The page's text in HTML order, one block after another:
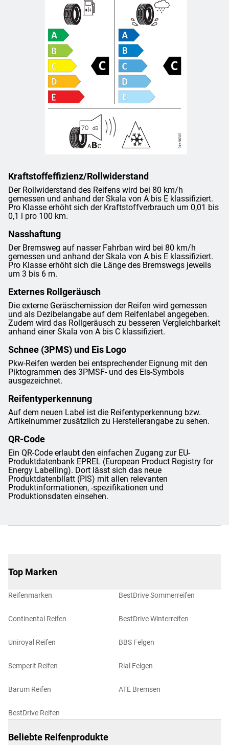
Kraftstoffeffizienz/Rollwiderstand
Der Rollwiderstand des Reifens wird bei 80 km/h
gemessen und anhand der Skala von A bis E klassifiziert.
Pro Klasse erhöht sich der Kraftstoffverbrauch um 0,01 bis
0,1 l pro 100 km.
Nasshaftung
Der Bremsweg auf nasser Fahrban wird bei 80 km/h
gemessen und anhand der Skala von A bis E klassifiziert.
Pro Klasse erhöht sich die Länge des Bremswegs jeweils
um 3 bis 6 m.
Externes Rollgeräusch
Die externe Geräschemission der Reifen wird gemessen
und als Dezibelangabe auf dem Reifenlabel angegeben.
Zudem wird das Rollgeräusch zu besseren Vergleichbarkeit
anhand einer Skala von A bis C klassifiziert.
Schnee (3PMS) und Eis Logo
Pkw-Reifen werden bei entsprechender Eignung mit den
Piktogrammen des 3PMSF- und des Eis-Symbols
ausgezeichnet.
Reifentyperkennung
Auf dem neuen Label ist die Reifentyperkennung bzw.
Artikelnummer zusätzlich zu Herstellerangabe zu sehen.
QR-Code
Ein QR-Code erlaubt den einfachen Zugang zur EU-
Produktdatenbank EPREL (European Product Registry for
Energy Labelling). Dort lässt sich das neue
Produktdatenbllatt (PIS) mit allen relevanten
Produktinformationen, -spezifikationen und
Produktionsdaten einsehen.
Top Marken
Reifenmarken
Continental Reifen
Uniroyal Reifen
Semperit Reifen
Barum Reifen
BestDrive Reifen
BestDrive Sommerreifen
BestDrive Winterreifen
BBS Felgen
Rial Felgen
ATE Bremsen
Beliebte Reifenprodukte